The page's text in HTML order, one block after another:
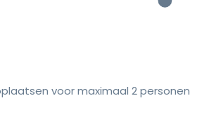
voor maximaal 2 personen